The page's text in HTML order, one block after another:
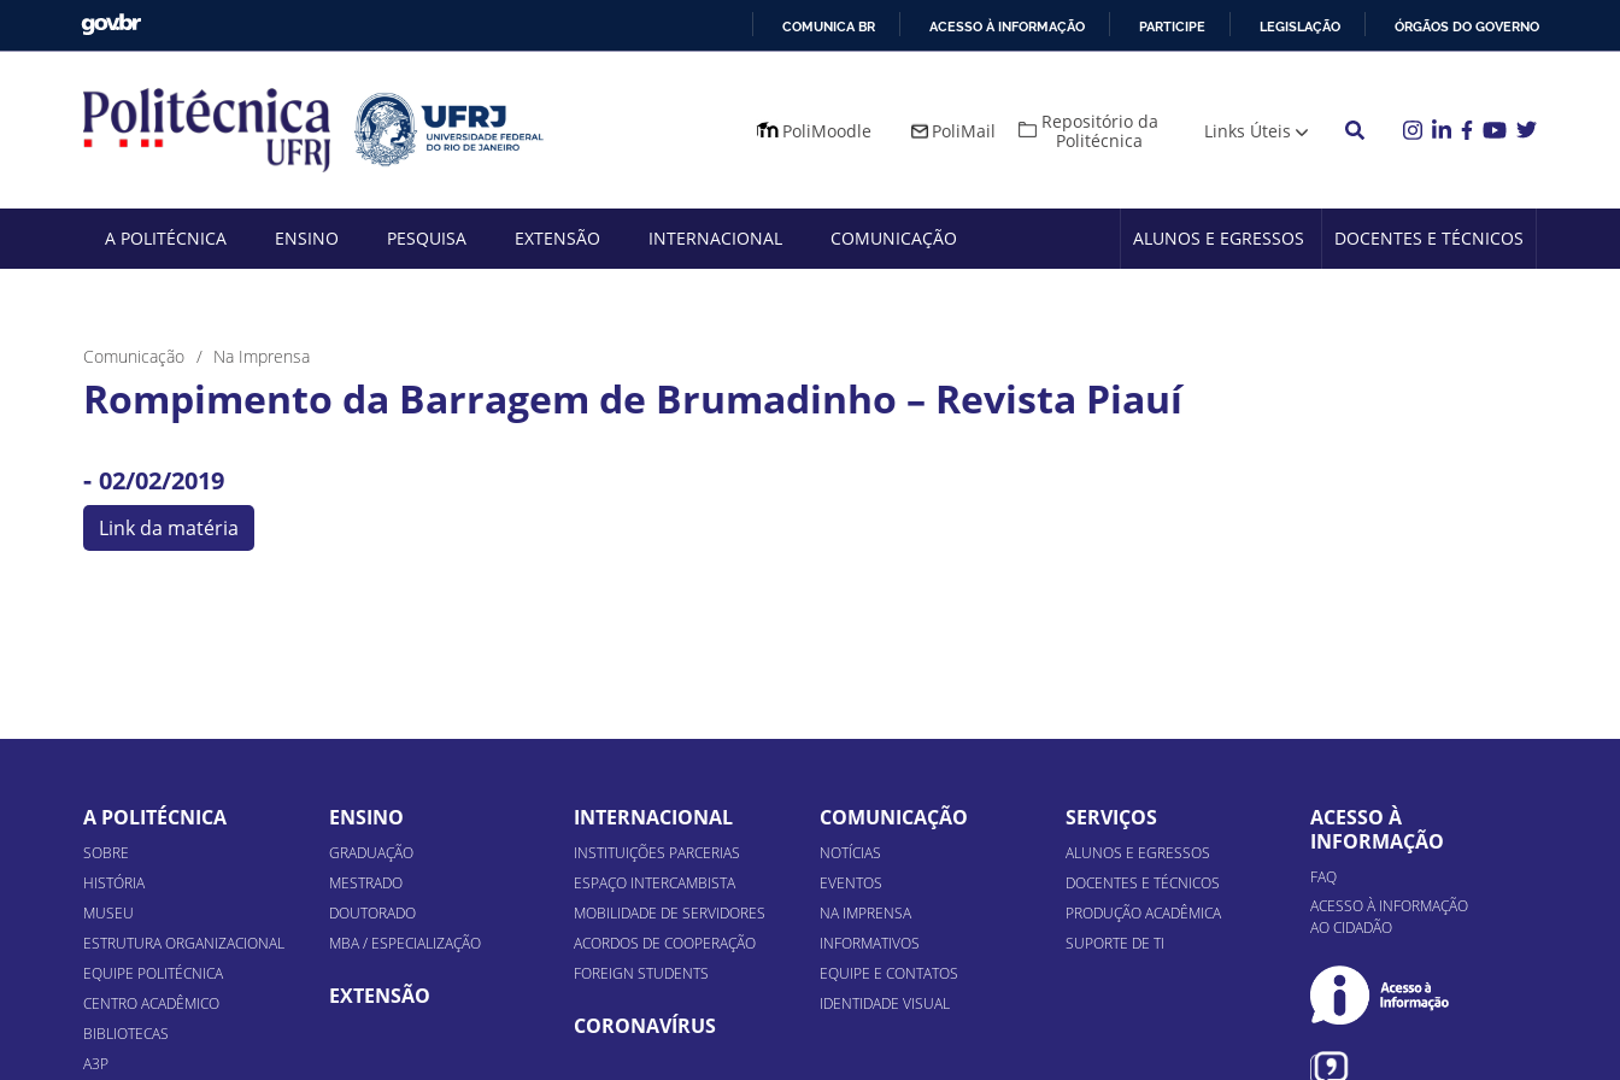
O
COMUNICA BR ACESSO À INFORMAÇÃO PARTICIPE LEGISLAÇÃO ÓRGÃOS DO GOVERNO
PoliMoodle PoliMail
Repositório da
Politécnica
Links Úteis
A POLITÉCNICA ENSINO PESQUISA EXTENSÃO INTERNACIONAL COMUNICAÇÃO ALUNOS E EGRESSOS DOCENTES E TÉCNICOS
Comunicação Na Imprensa
Rompimento da Barragem de Brumadinho – Revista Piauí
- 02/02/2019
Link da matéria
A POLITÉCNICA
SOBRE
HISTÓRIA
MUSEU
ESTRUTURA ORGANIZACIONAL
EQUIPE POLITÉCNICA
CENTRO ACADÊMICO
BIBLIOTECAS
A3P
ENSINO
GRADUAÇÃO
MESTRADO
DOUTORADO
MBA / ESPECIALIZAÇÃO
EXTENSÃO
INTERNACIONAL
INSTITUIÇÕES PARCERIAS
ESPAÇO INTERCAMBISTA
MOBILIDADE DE SERVIDORES
ACORDOS DE COOPERAÇÃO
FOREIGN STUDENTS
CORONAVÍRUS
COMUNICAÇÃO
NOTÍCIAS
EVENTOS
NA IMPRENSA
INFORMATIVOS
EQUIPE E CONTATOS
IDENTIDADE VISUAL
SERVIÇOS
ALUNOS E EGRESSOS
DOCENTES E TÉCNICOS
PRODUÇÃO ACADÊMICA
SUPORTE DE TI
ACESSO À
INFORMAÇÃO
FAQ
ACESSO À INFORMAÇÃO
AO CIDADÃO